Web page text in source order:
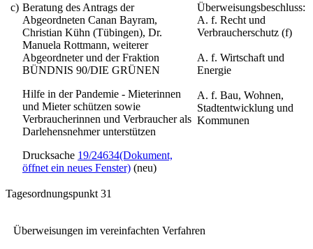
c) Beratung des Antrags der
Abgeordneten Canan Bayram,
Christian Kühn (Tübingen), Dr.
Manuela Rottmann, weiterer
Abgeordneter und der Fraktion
BÜNDNIS 90/DIE GRÜNEN
Hilfe in der Pandemie - Mieterinnen
und Mieter schützen sowie
Verbraucherinnen und Verbraucher als
Darlehensnehmer unterstützen
Drucksache 19/24634(Dokument,
öffnet ein neues Fenster) (neu)
Überweisungsbeschluss:
A. f. Recht und
Verbraucherschutz (f)
A. f. Wirtschaft und
Energie
A. f. Bau, Wohnen,
Stadtentwicklung und
Kommunen
Tagesordnungspunkt 31
Überweisungen im vereinfachten Verfahren